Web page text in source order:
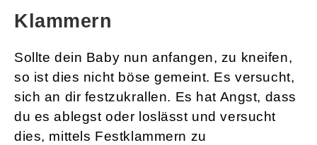
Klammern
Sollte dein Baby nun anfangen, zu kneifen,
so ist dies nicht böse gemeint. Es versucht,
sich an dir festzukrallen. Es hat Angst, dass
du es ablegst oder loslässt und versucht
dies, mittels Festklammern zu